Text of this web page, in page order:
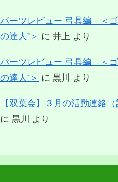
パーツレビュー 弓具編 ＜
の達人”＞ に 井上 より
パーツレビュー 弓具編 ＜
の達人”＞ に 黒川 より
【双葉会】３月の活動連絡
に 黒川 より